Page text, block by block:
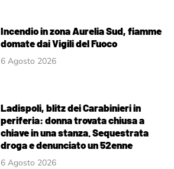
Incendio in zona Aurelia Sud, fiamme
domate dai Vigili del Fuoco
6 Agosto 2026
Ladispoli, blitz dei Carabinieri in
periferia: donna trovata chiusa a
chiave in una stanza. Sequestrata
droga e denunciato un 52enne
6 Agosto 2026